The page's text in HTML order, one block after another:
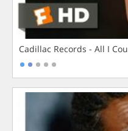
Cadillac Records - All I